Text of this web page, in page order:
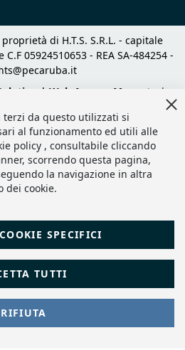
di H.T.S. S.R.L. - capitale
05924510653 - REA SA-484254 -
| Web Agency Magento
|
da questo utilizzati si
al funzionamento ed utili alle
policy , consultabile cliccando
scorrendo questa pagina,
la navigazione in altra
dei cookie.
TUTTI
SPECIFICI
RIFIUTA